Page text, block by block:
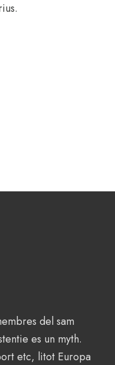
del sam
es un myth.
etc, litot Europa